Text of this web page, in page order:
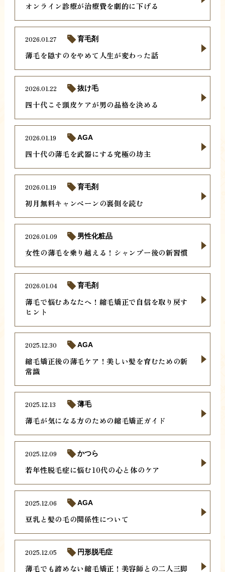
オンライン診療が治療費を劇的に下げる
薄毛を隠すのをやめて人生が変わった話
2026.01.27 育毛剤
四十代こそ頭皮ケアが男の品格を決める
2026.01.22 抜け毛
四十代の薄毛を武器にする究極の坊主
2026.01.19 AGA
初月無料キャンペーンの裏側を読む
2026.01.19 育毛剤
女性の薄毛を乗り越える！シャンプー後の新習慣
2026.01.09 男性化粧品
薄毛で悩むあなたへ！縮毛矯正で自信を取り戻す
ヒント
2026.01.04 育毛剤
縮毛矯正後の薄毛ケア！美しい髪を育むための新
常識
2025.12.30 AGA
薄毛が気になる方のための縮毛矯正ガイド
2025.12.13 薄毛
若年性脱毛症に悩む10代の心と体のケア
2025.12.09 かつら
豆乳と髪の毛の関係性について
2025.12.06 AGA
薄毛でも諦めない縮毛矯正！美容師との二人三脚
2025.12.05 円形脱毛症